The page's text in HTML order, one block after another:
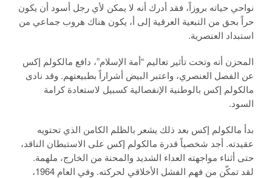
نواحي حياته بروزاً، فقد أدرك أنه لا يمكن لأي رجل أسود أن يكون
حراً بحق من التبعية العرقية إلى أ، يكون هناك هروب جماعي من
استبداد العنصرية.
المحزن أنه وتحت تأثير تعاليم “أمة الإسلام”، دافع مالكولم إكس
عن الفصل العنصري، واعتبر البيض أشراراً بطبيعتهم. وقد نادى
مالكولم إكس بالوطنية الإنفصالية كسبيل لاستعادة كرامة
السود.
بدأ مالكولم إكس بعد ذلك يشعر بالظلم الكامن الذي تحتويه
عقيدته. أجد شخصياً قدرة مالكولم إكس على الاستبطان الناقد،
حتى أثناء مواجهته العداء الشديد والمحنة من الخارج، ملهمة.
لقد تمكّن من فهم الفشل الأخلاقي لحركته. وفي العام 1964،